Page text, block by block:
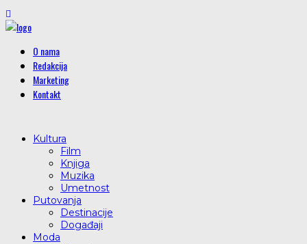
O nama
Redakcija
Marketing
Kontakt
Kultura
Film
Knjiga
Muzika
Umetnost
Putovanja
Destinacije
Događaji
Moda